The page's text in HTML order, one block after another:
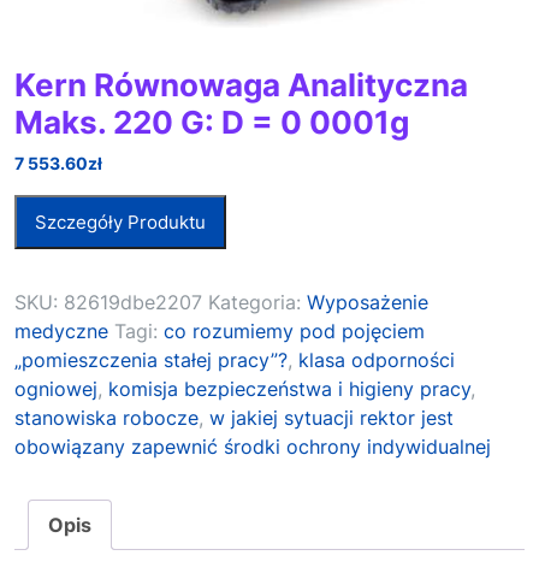
Kern Równowaga Analityczna
Maks. 220 G: D = 0 0001g
7 553.60zł
Szczegóły Produktu
SKU: 82619dbe2207 Kategoria: Wyposażenie
medyczne Tagi: co rozumiemy pod pojęciem
„pomieszczenia stałej pracy”?, klasa odporności
ogniowej, komisja bezpieczeństwa i higieny pracy,
stanowiska robocze, w jakiej sytuacji rektor jest
obowiązany zapewnić środki ochrony indywidualnej
Opis